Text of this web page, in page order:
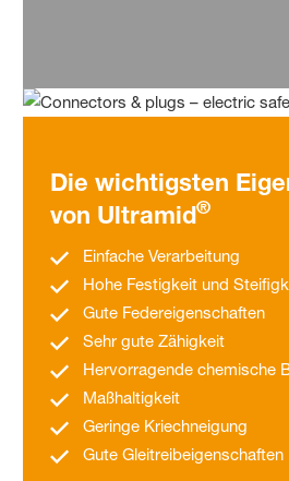
Die wichtigsten
von Ultramid®
Einfache Verarbeitung
Hohe Festigkeit und
Gute Federeigenschaften
Sehr gute Zähigkeit
Hervorragende chemische
Maßhaltigkeit
Geringe Kriechneigung
Gute Gleitreibeigenschaften